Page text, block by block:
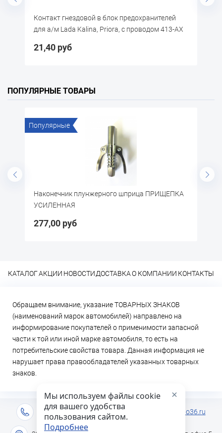
проводом 413-АХ
Контакт гнездовой серии 1,5 мм для
байонетных разъемов с проводом
ПОПУЛЯРНЫЕ ТОВАРЫ
шприца ПРИЩЕПКА Щётка по металлу
КАТАЛОГАКЦИИ НОВОСТИДОСТАВКА О КОМПАНИИ КОНТАКТЫ
Обращаем внимание, указание ТОВАРНЫХ ЗНАКОВ
(наименований марок автомобилей) направлено на
информирование покупателей о применимости запасной
части к той или иной марке автомобиля, то есть на
потребительские свойства товара. Данная информация не
нарушает права правообладателей указанных товарных
знаков.
+7 (473) 2-333-717 info@lideravto36.ru
Мы используем файлы cookie
для вашего удобства
пользования сайтом.
Подробнее
×